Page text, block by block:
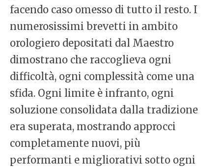
facendo caso omesso di tutto il resto. I
numerosissimi brevetti in ambito
orologiero depositati dal Maestro
dimostrano che raccoglieva ogni
difficoltà, ogni complessità come una
sfida. Ogni limite è infranto, ogni
soluzione consolidata dalla tradizione
era superata, mostrando approcci
completamente nuovi, più
performanti e migliorativi sotto ogni